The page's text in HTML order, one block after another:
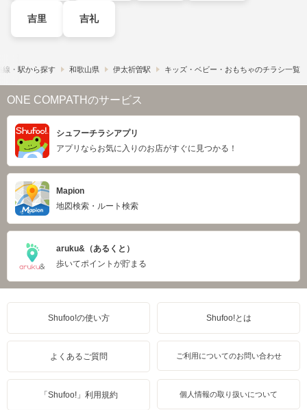
吉里 吉礼
線・駅から探す 和歌山県 伊太祈曽駅 キッズ・ベビー・おもちゃのチラシ一覧
ONE COMPATHのサービス
シュフーチラシアプリ
アプリならお気に入りのお店がすぐに見つかる！
Mapion
地図検索・ルート検索
aruku&（あるくと）
歩いてポイントが貯まる
Shufoo!の使い方 Shufoo!とは
よくあるご質問 ご利用についてのお問い合わせ
「Shufoo!」利用規約 個人情報の取り扱いについて